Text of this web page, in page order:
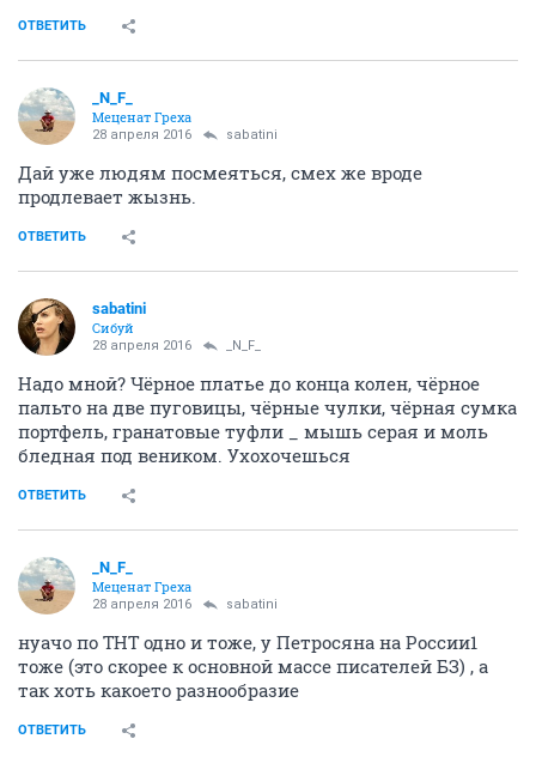
ОТВЕТИТЬ
_N_F_
Меценат Греха
28 апреля 2016 sabatini
Дай уже людям посмеяться, смех же вроде
продлевает жызнь.
ОТВЕТИТЬ
sabatini
Сибуй
28 апреля 2016 _N_F_
Надо мной? Чёрное платье до конца колен, чёрное
пальто на две пуговицы, чёрные чулки, чёрная сумка
портфель, гранатовые туфли _ мышь серая и моль
бледная под веником. Ухохочешься
ОТВЕТИТЬ
_N_F_
Меценат Греха
28 апреля 2016 sabatini
нуачо по ТНТ одно и тоже, у Петросяна на России1
тоже (это скорее к основной массе писателей БЗ) , а
так хоть какоето разнообразие
ОТВЕТИТЬ